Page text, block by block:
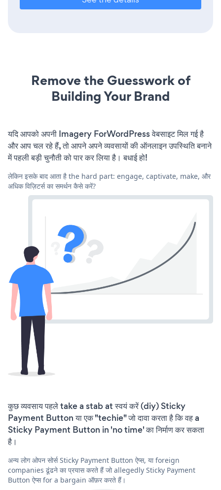
Remove the Guesswork of
Building Your Brand
यदि आपको अपनी Imagery ForWordPress वेबसाइट मिल गई है
और आप चल रहे हैं, तो आपने अपने व्यवसायों की ऑनलाइन उपस्थिति बनाने
में पहली बड़ी चुनौती को पार कर लिया है। बधाई हो!
लेकिन इसके बाद आता है the hard part: engage, captivate, make, और
अधिक विज़िटर्स का समर्थन कैसे करें?
कुछ व्यवसाय पहले take a stab at स्वयं करें (diy) Sticky
Payment Button या एक "techie" जो दावा करता है कि वह a
Sticky Payment Button in 'no time' का निर्माण कर सकता
है।
अन्य लोग ओपन सोर्स Sticky Payment Button ऐप्स, या foreign
companies ढूंढने का प्रयास करते हैं जो allegedly Sticky Payment
Button ऐप्स for a bargain ऑफ़र करते हैं।